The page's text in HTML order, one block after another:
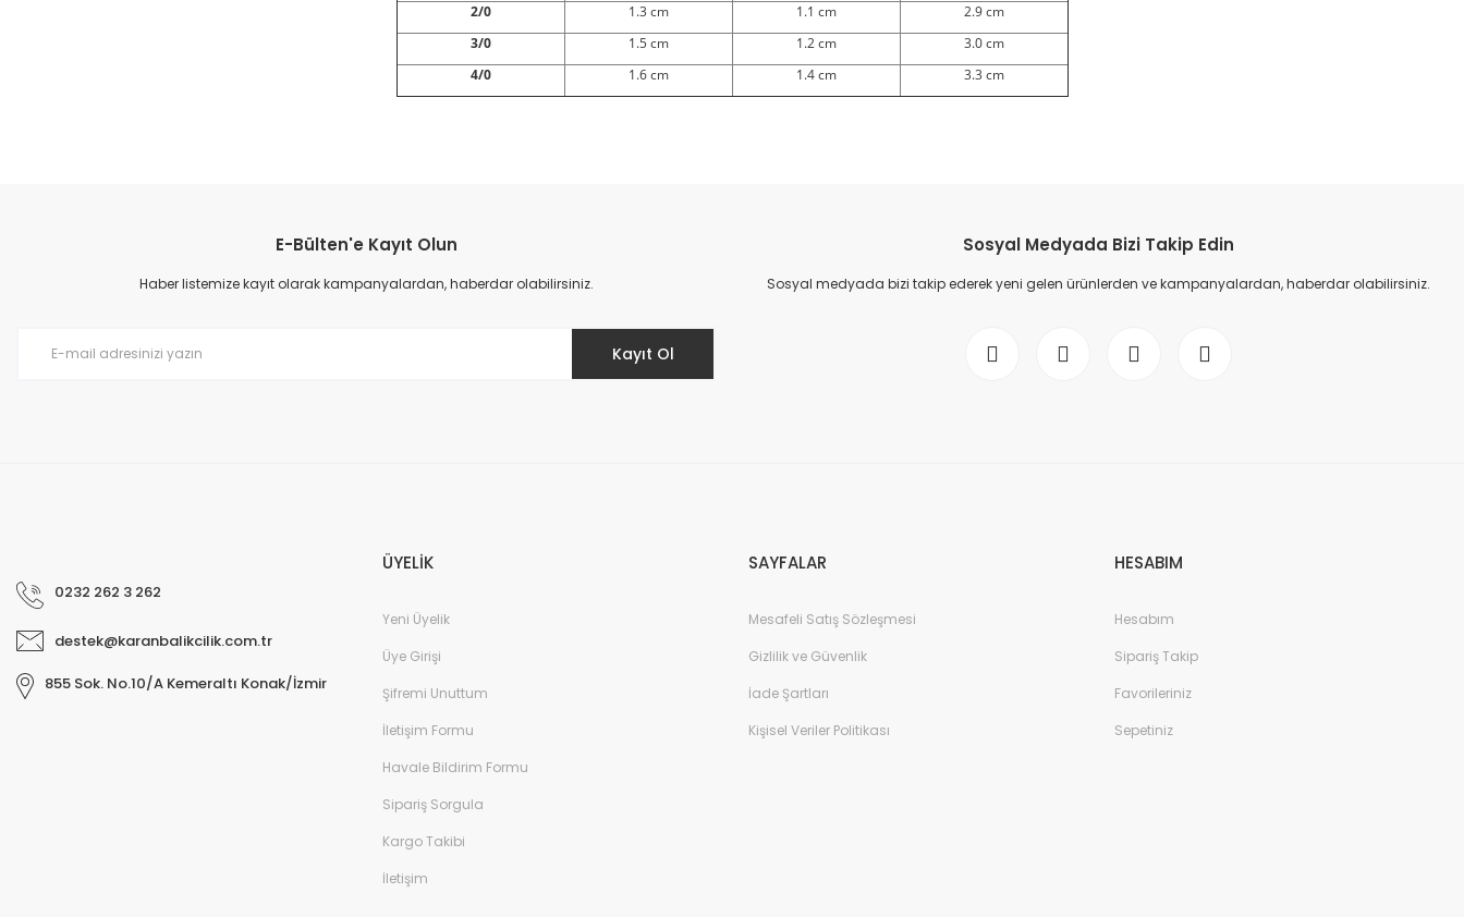
2/0
1.3 cm 1.1 cm
2.9 cm
3/0
1.5 cm 1.2 cm
3.0 cm
4/0
1.6 cm 1.4 cm 3.3 cm
Ürün resmi kalitesiz, bozuk veya görüntülenemiyor.
Ürün açıklamasında eksik bilgiler bulunuyor.
E-Bülten'e Kayıt Olun
Haber listemize kayıt olarak kampanyalardan, haberdar olabilirsiniz.
Kayıt Ol
Sosyal Medyada Bizi Takip Edin
Sosyal medyada bizi takip ederek yeni gelen ürünlerden ve kampanyalardan, haberdar olabilirsiniz.
0232 262 3 262
destek@karanbalikcilik.com.tr
855 Sok. No.10/A Kemeraltı Konak/İzmir
ÜYELİK
Yeni Üyelik
Üye Girişi
Şifremi Unuttum
İletişim Formu
Havale Bildirim Formu
Sipariş Sorgula
Kargo Takibi
İletişim
SAYFALAR
Mesafeli Satış Sözleşmesi
Gizlilik ve Güvenlik
İade Şartları
Kişisel Veriler Politikası
HESABIM
Hesabım
Sipariş Takip
Favorileriniz
Sepetiniz